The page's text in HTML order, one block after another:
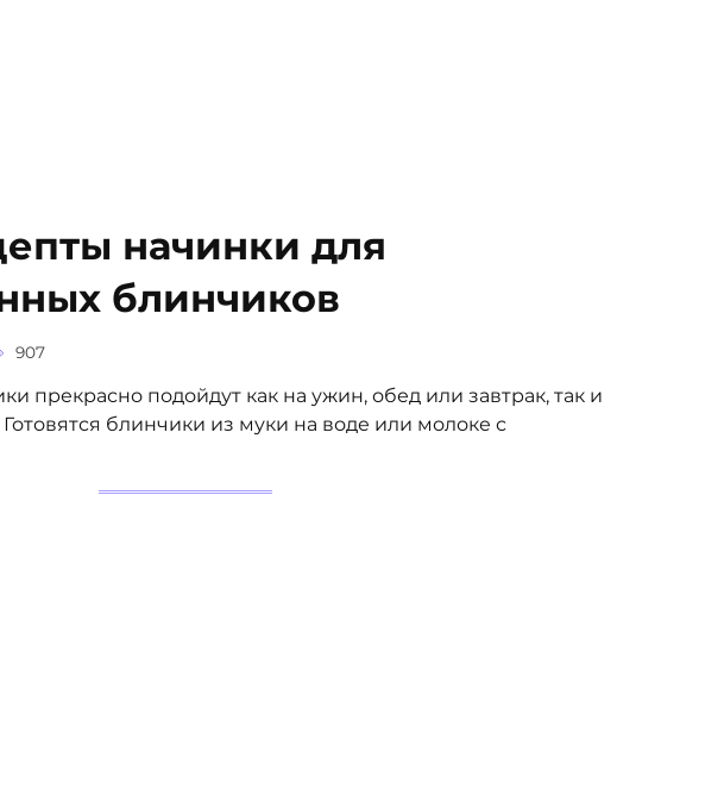
начинки для
блинчиков
907
прекрасно подойдут как на ужин, обед или завтрак, так и
блинчики из муки на воде или молоке с